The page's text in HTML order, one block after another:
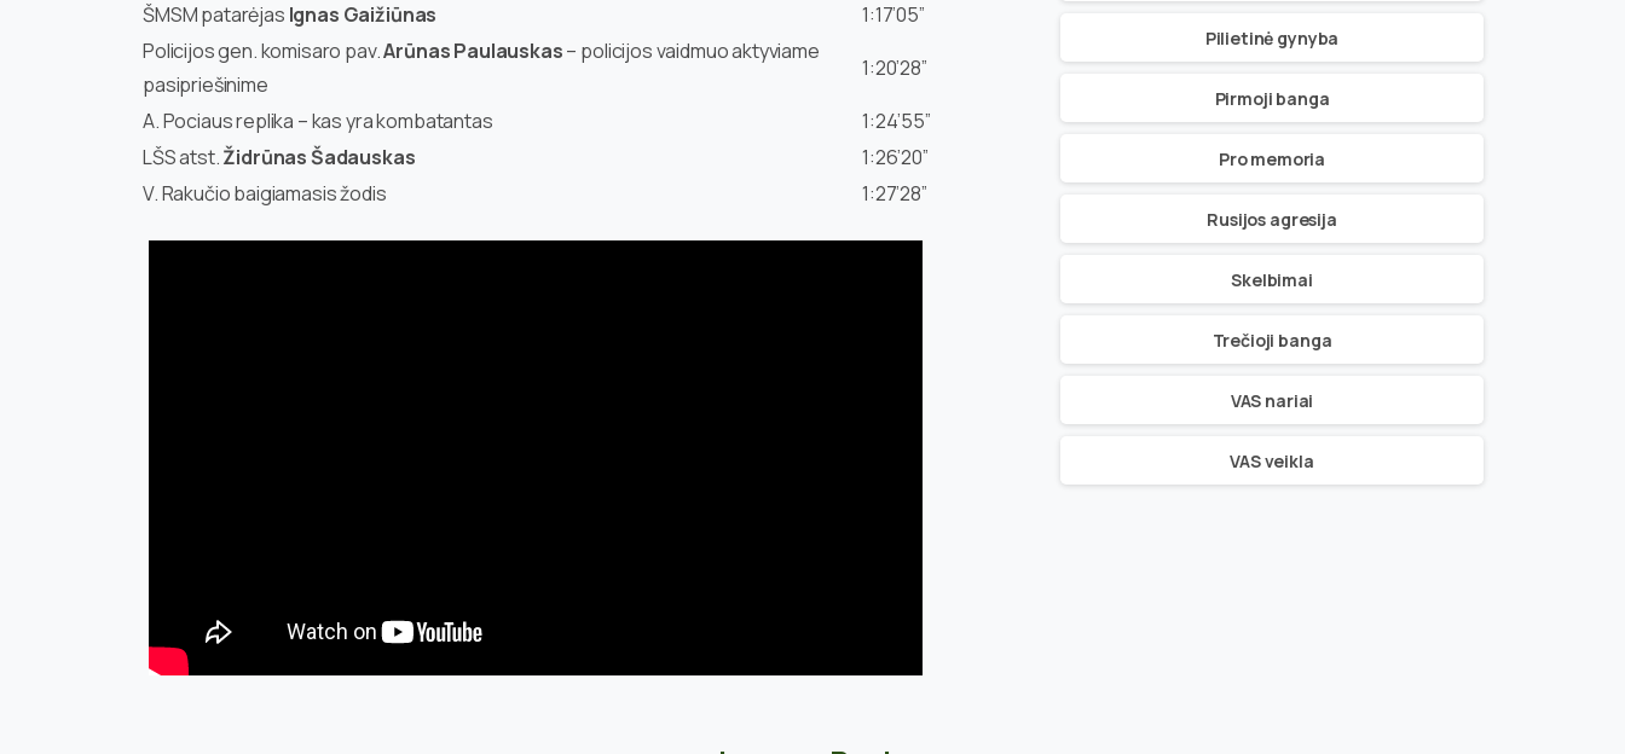
ŠMSM patarėjas Ignas Gaižiūnas
1:17’05”
Policijos gen. komisaro pav.Arūnas Paulauskas– policijos vaidmuo aktyviame
pasipriešinime
1:20’28”
A. Pociaus replika – kas yra kombatantas
1:24’55”
LŠS atst.Židrūnas Šadauskas
1:26’20”
V. Rakučio baigiamasis žodis
1:27’28”
Pilietinė gynyba
Pirmoji banga
Pro memoria
Rusijos agresija
Skelbimai
Trečioji banga
VAS nariai
VAS veikla